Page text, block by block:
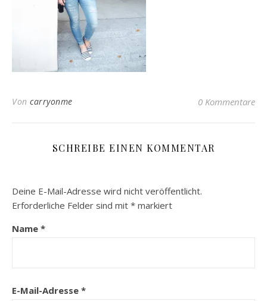
Von carryonme 0 Kommentare
SCHREIBE EINEN KOMMENTAR
Deine E-Mail-Adresse wird nicht veröffentlicht.
Erforderliche Felder sind mit * markiert
Name *
E-Mail-Adresse *